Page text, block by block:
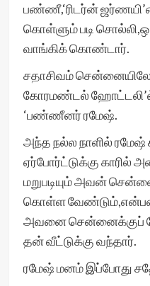
பண்ணீ,‘ரிடர்ன்
கொள்ளும் படி
வாங்கிக் கொண்டார்.
சதாசிவம்
கோரமண்டல் ஹோட்டலி’ல்
‘பண்ணீனர் ரமேஷ்.
அந்த நல்ல நாளில்
ஏர்போர்ட்டுக்கு காரில்
மறுபடியும் அவன்
கொள்ள
அவனை சென்னைக்குப்
தன் வீட்டுக்கு வந்தார்.
ரமேஷ் மனம் இப்போது